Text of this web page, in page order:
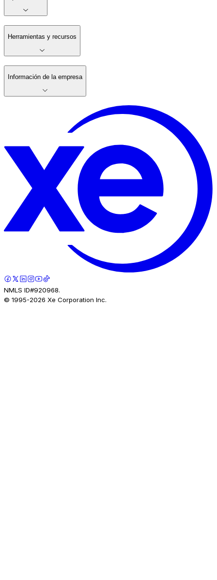
Herramientas y recursos
Información de la empresa
NMLS ID#920968.
© 1995-2026 Xe Corporation Inc.